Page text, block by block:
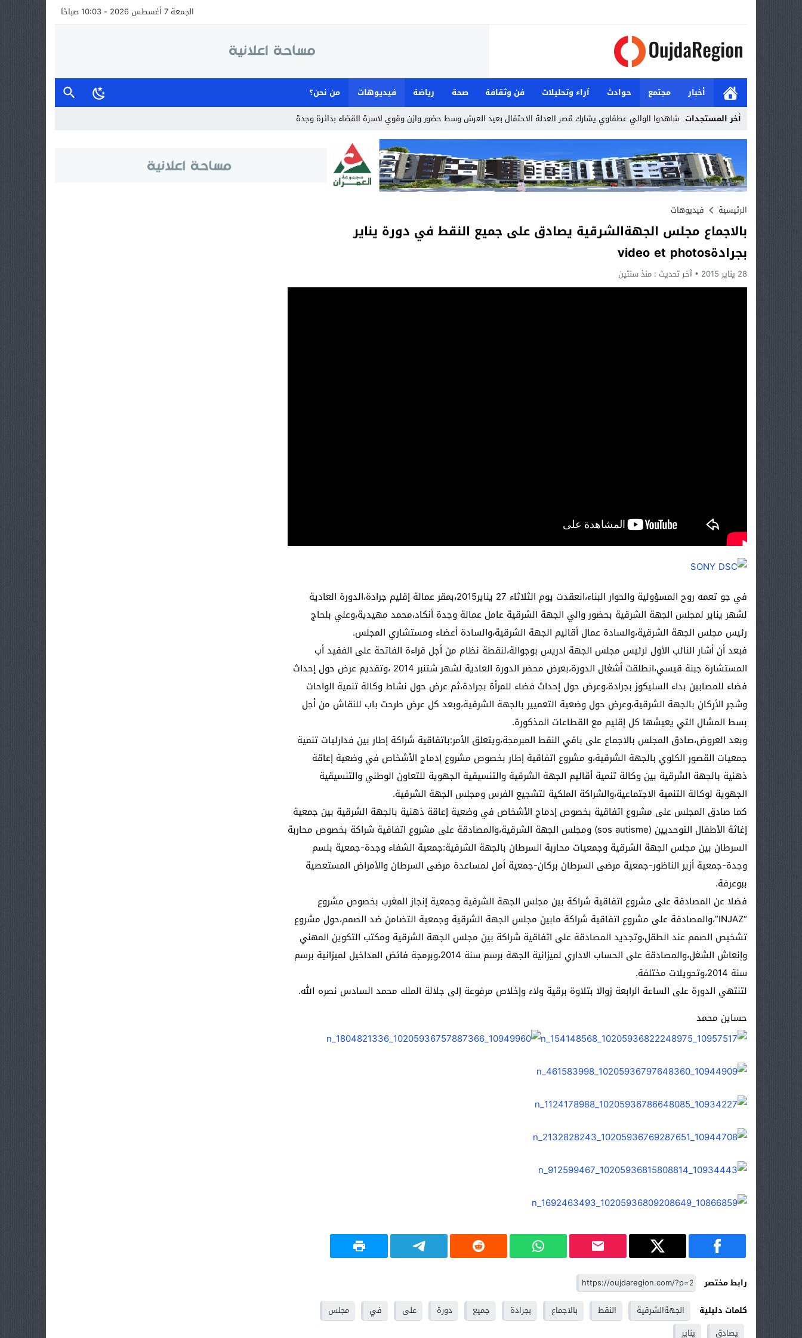
الجمعة 7 أغسطس 2026 - 10:03 صباحًا
أخبار مجتمع حوادث آراء وتحليلات فن وثقافة صحة رياضة فيديوهات
من نحن؟
أخر المستجدات _
Stop
Previous
Next
الرئيسية
فيديوهات
بالاجماع مجلس الجهةالشرقية يصادق على جميع النقط في دورة يناير
بجرادةvideo et photos
28 يناير 2015 آخر تحديث : منذ سنتين
في جو تعمه روح المسؤولية والحوار البناء،انعقدت يوم الثلاثاء 27 يناير2015،بمقر عمالة إقليم جرادة،الدورة العادية
لشهر يناير لمجلس الجهة الشرقية بحضور والي الجهة الشرقية عامل عمالة وجدة أنكاد،محمد مهيدية،وعلي بلحاج
رئيس مجلس الجهة الشرقية،والسادة عمال أقاليم الجهة الشرقية،والسادة أعضاء ومستشاري المجلس.
فبعد أن أشار النائب الأول لرئيس مجلس الجهة ادريس بوجوالة،لنقطة نظام من أجل قراءة الفاتحة على الفقيد أب
المستشارة جبنة قيسي،انطلقت أشغال الدورة،بعرض محضر الدورة العادية لشهر شتنبر 2014 ،وتقديم عرض حول إحداث
فضاء للمصابين بداء السليكوز بجرادة،وعرض حول إحداث فضاء للمرأة بجرادة،ثم عرض حول نشاط وكالة تنمية الواحات
وشجر الأركان بالجهة الشرقية،وعرض حول وضعية التعميير بالجهة الشرقية،وبعد كل عرض طرحت باب للنقاش من أجل
بسط المشال التي يعيشها كل إقليم مع القطاعات المذكورة.
وبعد العروض،صادق المجلس بالاجماع على باقي النقط المبرمجة،ويتعلق الأمر:باتفاقية شراكة إطار بين فدارليات تنمية
جمعيات القصور الكلوي بالجهة الشرقية،و مشروع اتفاقية إطار بخصوص مشروع إدماج الأشخاص في وضعية إعاقة
ذهنية بالجهة الشرقية بين وكالة تنمية أقاليم الجهة الشرقية والتنسيقية الجهوية للتعاون الوطني والتنسيقية
الجهوية لوكالة التنمية الاجتماعية،والشراكة الملكية لتشجيع الفرس ومجلس الجهة الشرقية.
كما صادق المجلس على مشروع اتفاقية بخصوص إدماج الأشخاص في وضعية إعاقة ذهنية بالجهة الشرقية بين جمعية
إغاثة الأطفال التوحديين (sos autisme) ومجلس الجهة الشرقية،والمصادقة على مشروع اتفاقية شراكة بخصوص محاربة
السرطان بين مجلس الجهة الشرقية وجمعيات محاربة السرطان بالجهة الشرقية:جمعية الشفاء وجدة-جمعية بلسم
وجدة-جمعية أزير الناظور-جمعية مرضى السرطان بركان-جمعية أمل لمساعدة مرضى السرطان والأمراض المستعصية
ببوعرفة.
فضلا عن المصادقة على مشروع اتفاقية شراكة بين مجلس الجهة الشرقية وجمعية إنجاز المغرب بخصوص مشروع
“INJAZ”،والمصادقة على مشروع اتفاقية شراكة مابين مجلس الجهة الشرقية وجمعية التضامن ضد الصمم،حول مشروع
تشخيص الصمم عند الطقل،وتجديد المصادقة على اتفاقية شراكة بين مجلس الجهة الشرقية ومكتب التكوين المهني
وإنعاش الشغل،والمصادقة على الحساب الاداري لميزانية الجهة برسم سنة 2014،وبرمجة فائض المداخيل لميزانية برسم
سنة 2014،وتحويلات مختلفة.
لتنتهي الدورة على الساعة الرابعة زوالا بتلاوة برقية ولاء وإخلاص مرفوعة إلى جلالة الملك محمد السادس نصره الله.
حساين محمد
رابط مختصر
كلمات دليلية
الجهةالشرقية النقط بالاجماع بجرادة جميع دورة على في
مجلس
يصادق
يناير